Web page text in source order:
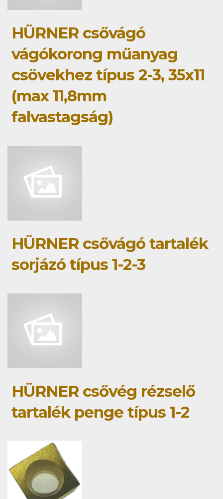
HÜRNER csővágó
vágókorong műanyag
csövekhez típus 2-3, 35x11
(max 11,8mm
falvastagság)
HÜRNER csővágó tartalék
sorjázó típus 1-2-3
HÜRNER csővég rézselő
tartalék penge típus 1-2